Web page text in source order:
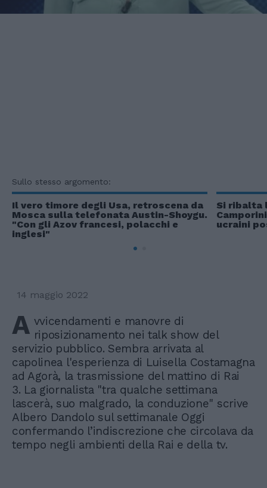
Sullo stesso argomento:
Il vero timore degli Usa, retroscena da
Mosca sulla telefonata Austin-Shoygu.
"Con gli Azov francesi, polacchi e
inglesi"
Si ribalta
ucraini
14 maggio 2022
A vvicendamenti e manovre di
riposizionamento nei talk show del
servizio pubblico. Sembra arrivata al
capolinea l'esperienza di Luisella Costamagna
ad Agorà, la trasmissione del mattino di Rai
3. La giornalista "tra qualche settimana
lascerà, suo malgrado, la conduzione" scrive
Albero Dandolo sul settimanale Oggi
confermando l’indiscrezione che circolava da
tempo negli ambienti della Rai e della tv.